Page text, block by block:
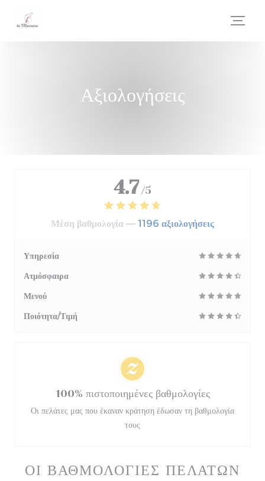
Αξιολογήσεις
ΟΙ ΒΑΘΜΟΛΟΓΊΕΣ ΠΕΛΑΤΏΝ
4.7 /5
Μέση βαθμολογία — 1196 αξιολογήσεις
Υπηρεσία
Ατμόσφαιρα
Μενού
Ποιότητα/Τιμή
100% πιστοποιημένες βαθμολογίες
Οι πελάτες μας που έκαναν κράτηση έδωσαν τη βαθμολογία
τους